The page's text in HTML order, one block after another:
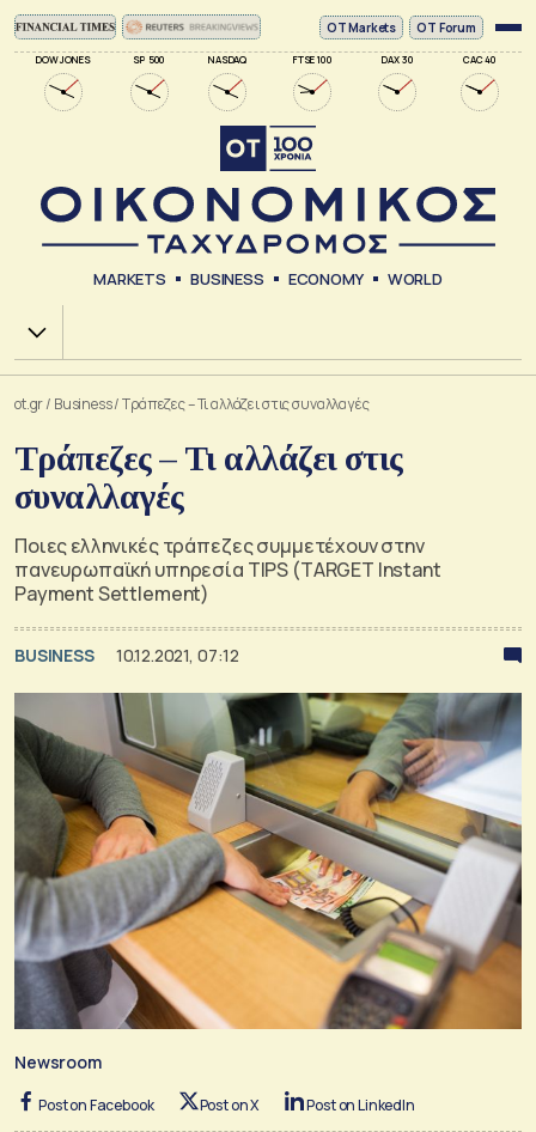
DOW JONES SP 500 NASDAQ FTSE 100 DAX 30 CAC 40
ΟΤ Markets OT Forum
MARKETS BUSINESS ECONOMY WORLD
Χ.Α.
ot.gr/ Business/Τράπεζες – Τι αλλάζει στις συναλλαγές
Τράπεζες – Τι αλλάζει στις
συναλλαγές
Ποιες ελληνικές τράπεζες συμμετέχουν στην
πανευρωπαϊκή υπηρεσία TIPS (TARGET Instant
Payment Settlement)
BUSINESS 10.12.2021, 07:12
Newsroom
Post on Facebook Post on X Post on LinkedIn